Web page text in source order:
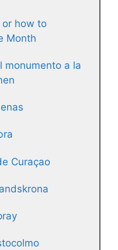
or how to
Month
monumento a la
Curaçao